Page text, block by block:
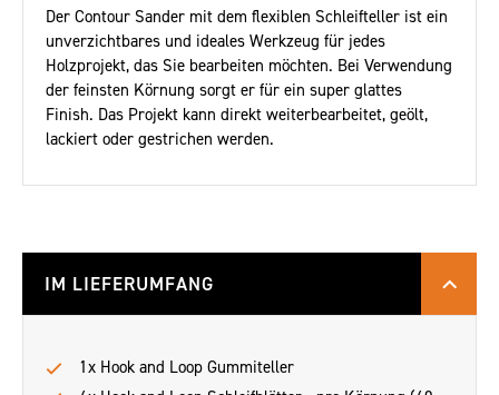
Der Contour Sander mit dem flexiblen Schleifteller ist ein
unverzichtbares und ideales Werkzeug für jedes
Holzprojekt, das Sie bearbeiten möchten. Bei Verwendung
der feinsten Körnung sorgt er für ein super glattes
Finish. Das Projekt kann direkt weiterbearbeitet, geölt,
lackiert oder gestrichen werden.
IM LIEFERUMFANG
1x Hook and Loop Gummiteller